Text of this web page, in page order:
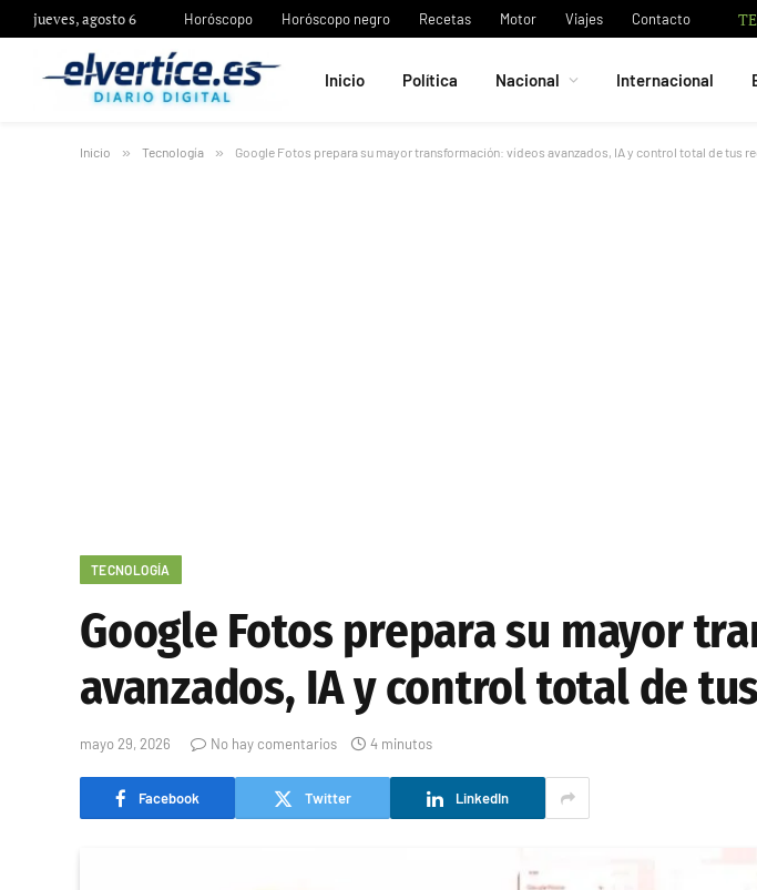
jueves, agosto 6 Horóscopo Horóscopo negro Recetas Motor Viajes Contacto
Inicio Política Nacional Internacional
Inicio » Tecnología » Google Fotos prepara su mayor transformación: vídeos avanzados, IA y control total de tus
TECNOLOGÍA
Google Fotos prepara su mayor
avanzados, IA y control total de
mayo 29, 2026 No hay comentarios 4 minutos
Facebook Twitter LinkedIn